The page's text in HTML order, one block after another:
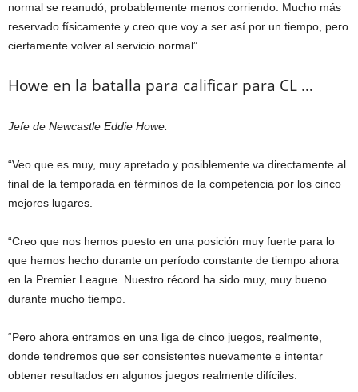
normal se reanudó, probablemente menos corriendo. Mucho más
reservado físicamente y creo que voy a ser así por un tiempo, pero
ciertamente volver al servicio normal”.
Howe en la batalla para calificar para CL …
Jefe de Newcastle Eddie Howe:
“Veo que es muy, muy apretado y posiblemente va directamente al
final de la temporada en términos de la competencia por los cinco
mejores lugares.
“Creo que nos hemos puesto en una posición muy fuerte para lo
que hemos hecho durante un período constante de tiempo ahora
en la Premier League. Nuestro récord ha sido muy, muy bueno
durante mucho tiempo.
“Pero ahora entramos en una liga de cinco juegos, realmente,
donde tendremos que ser consistentes nuevamente e intentar
obtener resultados en algunos juegos realmente difíciles.